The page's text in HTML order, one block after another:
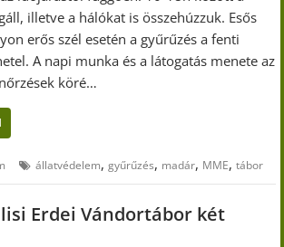
illetve a hálókat is összehúzzuk. Esős
erős szél esetén a gyűrűzés a fenti
A napi munka és a látogatás menete az
köré…
állatvédelem,gyűrűzés, madár, MME,tábor
Erdei Vándortábor két